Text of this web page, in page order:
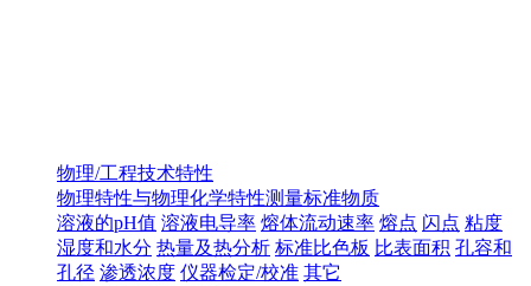
物理/工程技术特性
物理特性与物理化学特性测量标准物质
溶液的pH值 溶液电导率 熔体流动速率 熔点 闪点 粘度
湿度和水分 热量及热分析 标准比色板 比表面积 孔容和
孔径 渗透浓度 仪器检定/校准 其它